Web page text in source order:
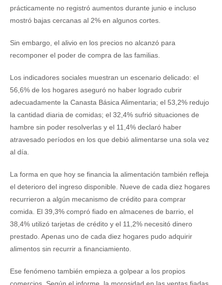
prácticamente no registró aumentos durante junio e incluso
mostró bajas cercanas al 2% en algunos cortes.
Sin embargo, el alivio en los precios no alcanzó para
recomponer el poder de compra de las familias.
Los indicadores sociales muestran un escenario delicado: el
56,6% de los hogares aseguró no haber logrado cubrir
adecuadamente la Canasta Básica Alimentaria; el 53,2% redujo
la cantidad diaria de comidas; el 32,4% sufrió situaciones de
hambre sin poder resolverlas y el 11,4% declaró haber
atravesado períodos en los que debió alimentarse una sola vez
al día.
La forma en que hoy se financia la alimentación también refleja
el deterioro del ingreso disponible. Nueve de cada diez hogares
recurrieron a algún mecanismo de crédito para comprar
comida. El 39,3% compró fiado en almacenes de barrio, el
38,4% utilizó tarjetas de crédito y el 11,2% necesitó dinero
prestado. Apenas uno de cada diez hogares pudo adquirir
alimentos sin recurrir a financiamiento.
Ese fenómeno también empieza a golpear a los propios